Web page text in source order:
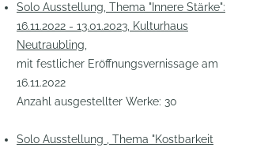
Solo Ausstellung, Thema "Innere Stärke":
16.11.2022 - 13.01.2023 , Kulturhaus
Neutraubling,
mit festlicher Eröffnungsvernissage am
16.11.2022
Anzahl ausgestellter Werke: 30
Solo Ausstellung , Thema "Kostbarkeit